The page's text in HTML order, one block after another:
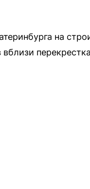
на
вблизи